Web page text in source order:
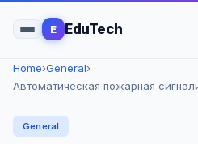
E EduTech
Home›General›
Автоматическая пожарная
General